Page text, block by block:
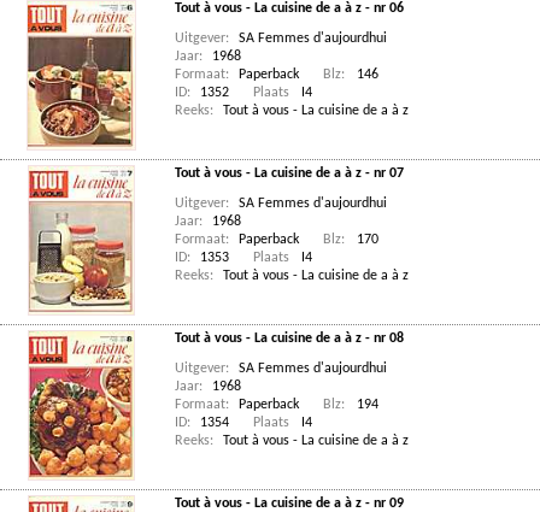
Tout à vous - La cuisine de a à z - nr 06
Uitgever:
SA Femmes d'aujourdhui
Jaar:
1968
Formaat:
Paperback Blz:
146
ID:
1352 Plaats
I4
Reeks:
Tout à vous - La cuisine de a à z
Tout à vous - La cuisine de a à z - nr 07
Uitgever:
SA Femmes d'aujourdhui
Jaar:
1968
Formaat:
Paperback Blz:
170
ID:
1353 Plaats
I4
Reeks:
Tout à vous - La cuisine de a à z
Tout à vous - La cuisine de a à z - nr 08
Uitgever:
SA Femmes d'aujourdhui
Jaar:
1968
Formaat:
Paperback Blz:
194
ID:
1354 Plaats
I4
Reeks:
Tout à vous - La cuisine de a à z
Tout à vous - La cuisine de a à z - nr 09